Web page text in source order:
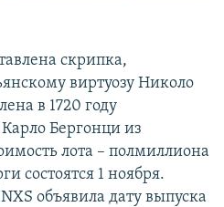
скрипка,
виртуозу Николо
в 1720 году
Бергонци из
лота – полмиллиона
состоятся 1 ноября.
объявила дату выпуска